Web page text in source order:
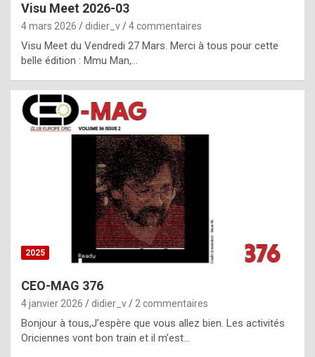
p
l
c
h
i
s
t
o
r
p
e
c
Visu Meet 2026-03
4 mars 2026 didier_v 4 commentaires
Visu Meet du Vendredi 27 Mars. Merci à tous pour cette
belle édition : Mmu Man,…
2025
CEO-MAG 376
4 janvier 2026 didier_v 2 commentaires
Bonjour à tous,J’espère que vous allez bien. Les activités
Oriciennes vont bon train et il m’est…